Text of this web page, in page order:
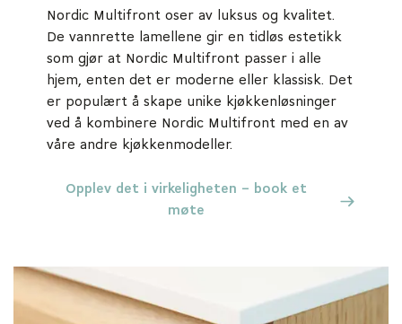
Nordic Multifront oser av luksus og kvalitet.
De vannrette lamellene gir en tidløs estetikk
som gjør at Nordic Multifront passer i alle
hjem, enten det er moderne eller klassisk. Det
er populært å skape unike kjøkkenløsninger
ved å kombinere Nordic Multifront med en av
våre andre kjøkkenmodeller.
Opplev det i virkeligheten – book et
møte